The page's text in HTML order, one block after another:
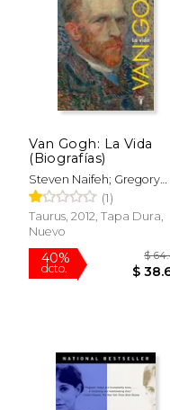
Van Gogh: La Vida
(Biografías)
Steven Naifeh; Gregory
White Smith (1)
Taurus, 2012, Tapa Dura,
Nuevo